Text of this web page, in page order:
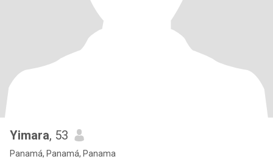
Yimara, 53
Panamá, Panamá, Panama